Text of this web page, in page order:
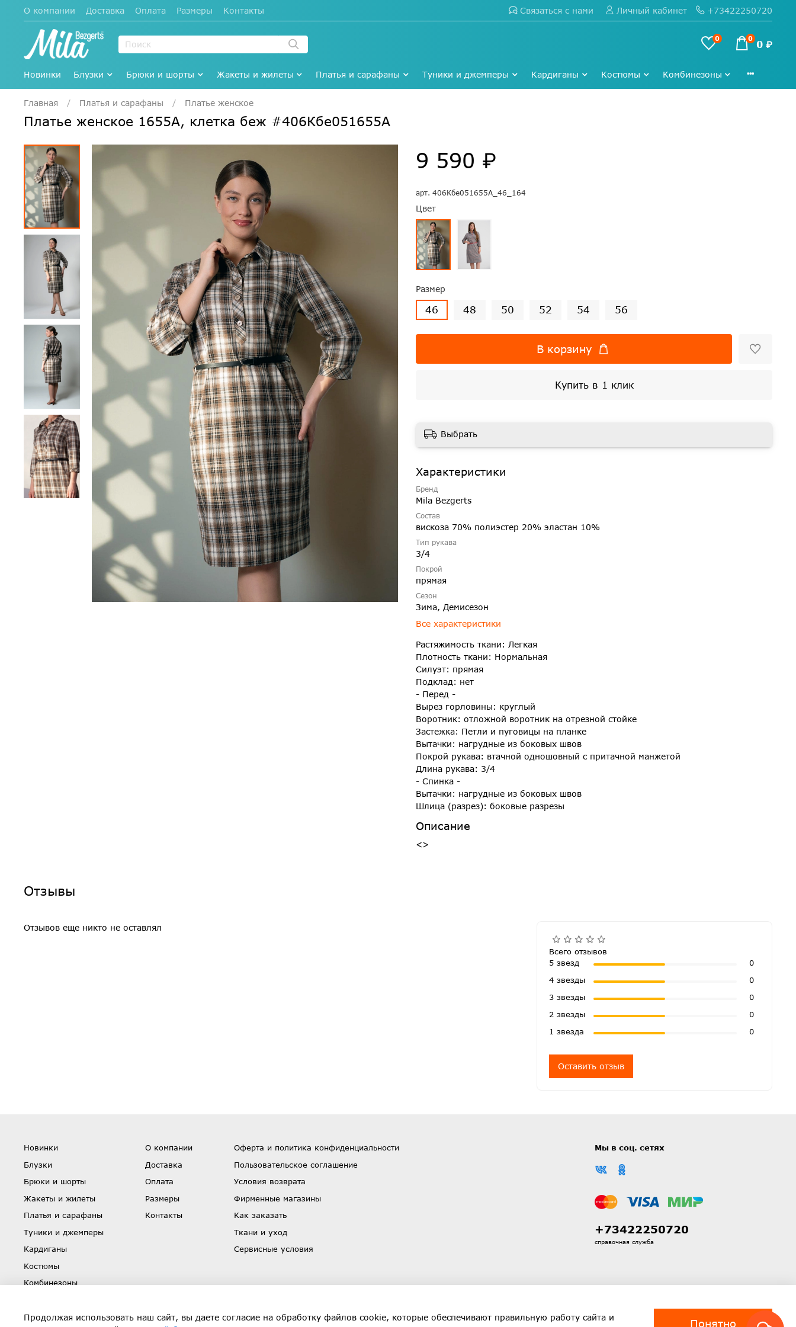
О компании Доставка Оплата Размеры Контакты Связаться с нами Личный кабинет +73422250720
0 0 0 ₽
Новинки Блузки Брюки и шорты Жакеты и жилеты Платья и сарафаны Туники и джемперы Кардиганы Костюмы Комбинезоны
Главная Платья и сарафаны Платье женское
Платье женское 1655А, клетка беж #406Кбе051655А
арт. 406Кбе051655А_46_164
Цвет
Размер
46 48 50 52 54 56
9 590 ₽
В корзину
Купить в 1 клик
Выбрать
Характеристики
Бренд
Mila Bezgerts
Состав
вискоза 70% полиэстер 20% эластан 10%
Тип рукава
3/4
Покрой
прямая
Сезон
Зима, Демисезон
Все характеристики
Растяжимость ткани: Легкая
Плотность ткани: Нормальная
Силуэт: прямая
Подклад: нет
- Перед -
Вырез горловины: круглый
Воротник: отложной воротник на отрезной стойке
Застежка: Петли и пуговицы на планке
Вытачки: нагрудные из боковых швов
Покрой рукава: втачной одношовный с притачной манжетой
Длина рукава: 3/4
- Спинка -
Вытачки: нагрудные из боковых швов
Шлица (разрез): боковые разрезы
Описание
<>
Отзывы
Отзывов еще никто не оставлял
Всего отзывов
5 звезд
0
4 звезды
0
3 звезды
0
2 звезды
0
1 звезда
0
Оставить отзыв
Новинки
Блузки
Брюки и шорты
Жакеты и жилеты
Платья и сарафаны
Туники и джемперы
Кардиганы
Костюмы
Комбинезоны
Скидки
О компании
Доставка
Оплата
Размеры
Контакты
Оферта и политика конфиденциальности
Пользовательское соглашение
Условия возврата
Фирменные магазины
Как заказать
Ткани и уход
Сервисные условия
Мы в соц. сетях
+73422250720
справочная служба
Продолжая использовать наш сайт, вы даете согласие на обработку файлов cookie, которые обеспечивают правильную работу сайта и
Понятно